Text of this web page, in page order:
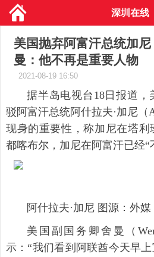
深圳在线
美国抛弃阿富汗总统加
曼：他不再是重要人物
2021-08-19 16:50
据半岛电视台18日报道，
驳阿富汗总统阿什拉夫·加尼（
现身的重要性，称加尼在塔
都喀布尔，加尼在阿富汗已经“
阿什拉夫·加尼 图源：外媒
美国副国务卿舍曼（
示：“我们看到阿联酋今天早